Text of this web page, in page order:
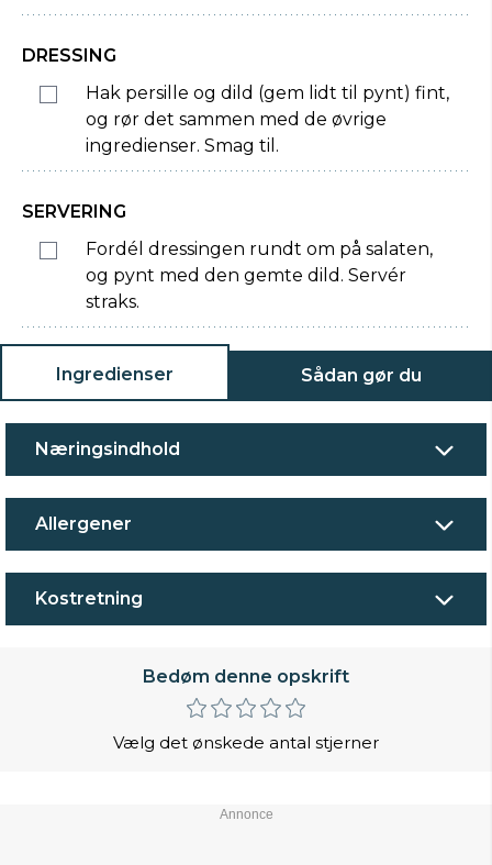
DRESSING
Hak persille og dild (gem lidt til pynt) fint,
og rør det sammen med de øvrige
ingredienser. Smag til.
SERVERING
Fordél dressingen rundt om på salaten,
og pynt med den gemte dild. Servér
straks.
Ingredienser Sådan gør du
Næringsindhold
Allergener
Kostretning
Bedøm denne opskrift
Vælg det ønskede antal stjerner